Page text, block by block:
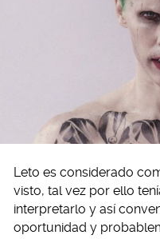
Leto es considerado
visto, tal vez por ello
interpretarlo y así
oportunidad y